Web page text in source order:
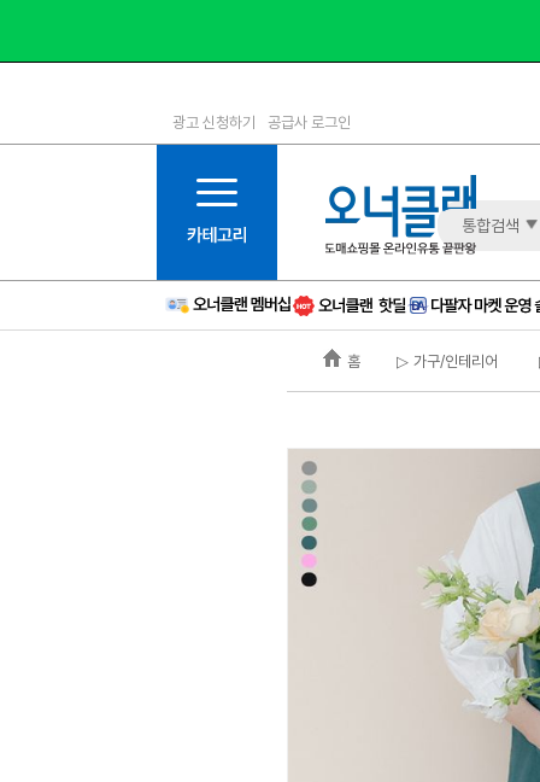
1등급
6등급
11등급
12등급
15등급
16등급
광고 신청하기 공급사 로그인
통합검색
홈 ▷ 가구/인테리어